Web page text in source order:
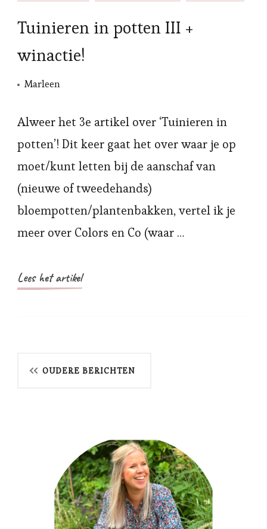
Tuinieren in potten III +
winactie!
Marleen
Alweer het 3e artikel over ‘Tuinieren in
potten’! Dit keer gaat het over waar je op
moet/kunt letten bij de aanschaf van
(nieuwe of tweedehands)
bloempotten/plantenbakken, vertel ik je
meer over Colors en Co (waar …
Lees het artikel
Berichtnavigatie
OUDERE BERICHTEN